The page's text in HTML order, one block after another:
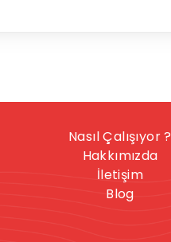
Nasıl Çalışıyor ?
Hakkımızda
İletişim
Blog